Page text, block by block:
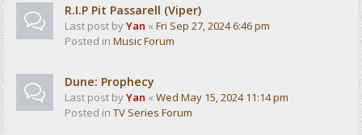
R.I.P Pit Passarell (Viper)
Last post byYan « Fri Sep 27, 2024 6:46 pm
Posted in Music Forum
Dune: Prophecy
Last post byYan « Wed May 15, 2024 11:14 pm
Posted in TV Series Forum